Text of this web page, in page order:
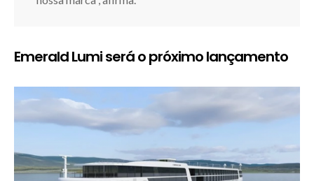
Emerald Lumi será o próximo lançamento